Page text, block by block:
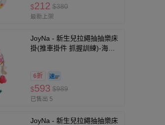
$212 $380
最新上架
JoyNa - 新生兒拉繩抽抽樂床
掛(推車掛件 抓握訓練)-海洋
6折
$593 $989
已售出 5
JoyNa - 新生兒拉繩抽抽樂床